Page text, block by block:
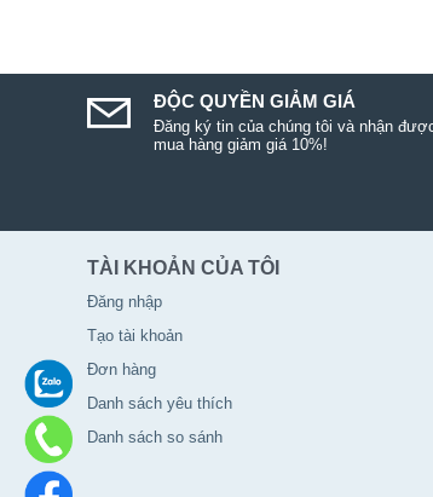
ĐỘC QUYỀN GIẢM GIÁ
Đăng ký tin của chúng tôi và nhận
mua hàng giảm giá 10%!
TÀI KHOẢN CỦA TÔI
Đăng nhập
Tạo tài khoản
Đơn hàng
Danh sách yêu thích
Danh sách so sánh